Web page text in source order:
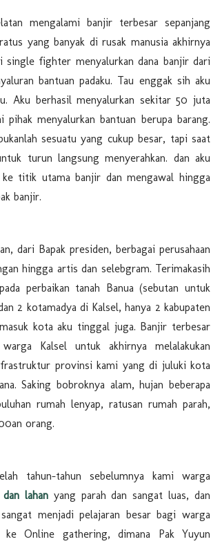
mengalami banjir terbesar sepanjang
yang banyak di rusak manusia akhirnya
fighter menyalurkan dana banjir dari
bantuan padaku. Tau enggak sih aku
Aku berhasil menyalurkan sekitar 50 juta
menyalurkan bantuan berupa barang.
sesuatu yang cukup besar, tapi saat
turun langsung menyerahkan. dan aku
ke titik utama banjir dan mengawal hingga
banjir.
dari Bapak presiden, berbagai perusahaan
hingga artis dan selebgram. Terimakasih
perbaikan tanah Banua (sebutan untuk
2 kotamadya di Kalsel, hanya 2 kabupaten
kota aku tinggal juga. Banjir terbesar
Kalsel untuk akhirnya melalakukan
provinsi kami yang di juluki kota
Saking bobroknya alam, hujan beberapa
rumah lenyap, ratusan rumah parah,
orang.
tahun-tahun sebelumnya kami warga
lahanyang parah dan sangat luas, dan
menjadi pelajaran besar bagi warga
Online gathering, dimana Pak Yuyun